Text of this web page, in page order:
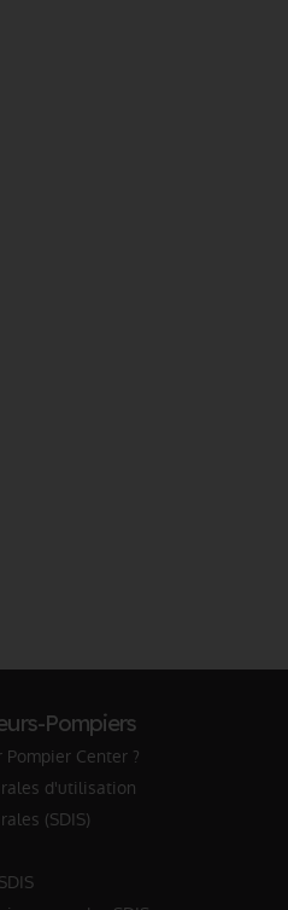
Pompiers
Center ?
d'utilisation
(SDIS)